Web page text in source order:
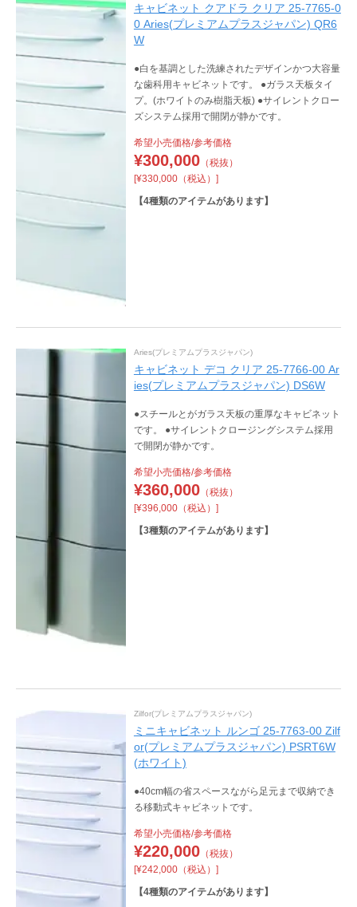
キャビネット クアドラ クリア 25-7765-0
0 Aries(プレミアムプラスジャパン) QR6
W
●白を基調とした洗練されたデザインかつ大容量
な歯科用キャビネットです。 ●ガラス天板タイ
プ。(ホワイトのみ樹脂天板) ●サイレントクロー
ズシステム採用で開閉が静かです。
希望小売価格/参考価格
¥300,000（税抜）
[¥330,000（税込）]
【4種類のアイテムがあります】
Aries(プレミアムプラスジャパン)
キャビネット デコ クリア 25-7766-00 Ar
ies(プレミアムプラスジャパン) DS6W
●スチールとがガラス天板の重厚なキャビネット
です。 ●サイレントクロージングシステム採用
で開閉が静かです。
希望小売価格/参考価格
¥360,000（税抜）
[¥396,000（税込）]
【3種類のアイテムがあります】
Zilfor(プレミアムプラスジャパン)
ミニキャビネット ルンゴ 25-7763-00 Zilf
or(プレミアムプラスジャパン) PSRT6W
(ホワイト)
●40cm幅の省スペースながら足元まで収納でき
る移動式キャビネットです。
希望小売価格/参考価格
¥220,000（税抜）
[¥242,000（税込）]
【4種類のアイテムがあります】